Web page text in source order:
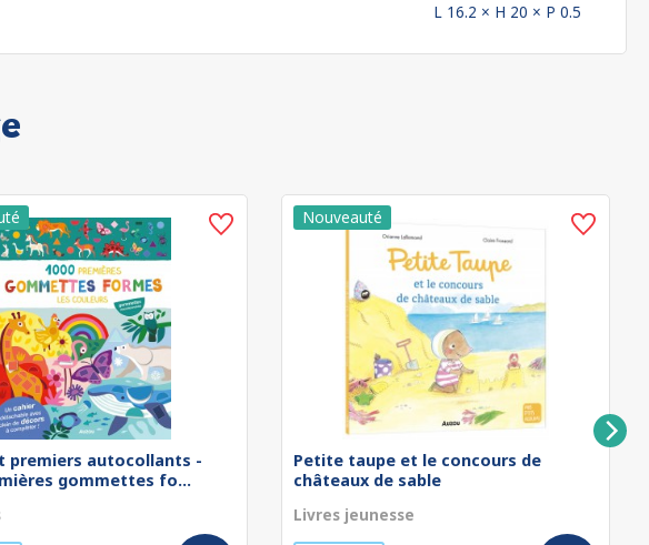
L 16.2 × H 20 × P 0.5
premiers autocollants -
gommettes fo...
Petite taupe et le concours de
châteaux de sable
Livres jeunesse